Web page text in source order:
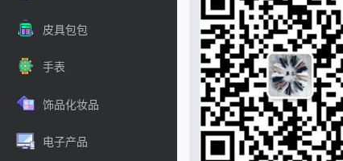
皮具包包
手表
饰品化妆品
电子产品